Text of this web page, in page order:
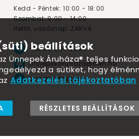
Kedd - Péntek: 10:00 - 18:00
Szombat: 9:00 - 14:00
Hétfő, vasárnap: ZÁRVA
+36 30 984 6955
unnepekaruhaza@bwh.hu
UnnepekAruhaza
beállítások
Ünnepek Áruháza® teljes
a sütiket, hogy
Adatkezelési tájékoztatóban
RÉSZLETES BEÁLLÍTÁSOK